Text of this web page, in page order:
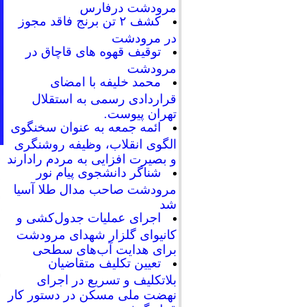
مرودشت درفارس
کشف ۲ تن برنج فاقد مجوز
در مرودشت
توقیف قهوه های قاچاق در
مرودشت
محمد خلیفه با امضای
قراردادی رسمی به استقلال
تهران پیوست.
ائمه جمعه به عنوان سخنگوی
الگوی انقلاب، وظیفه روشنگری
و بصیرت افزایی به مردم رادارند
شناگر دانشجوی پیام نور
مرودشت صاحب مدال طلا آسیا
شد
اجرای عملیات جدول‌کشی و
کانیوای گلزار شهدای مرودشت
برای هدایت آب‌های سطحی
تعیین تکلیف متقاضیان
بلاتکلیف و تسریع در اجرای
نهضت ملی مسکن در دستور کار